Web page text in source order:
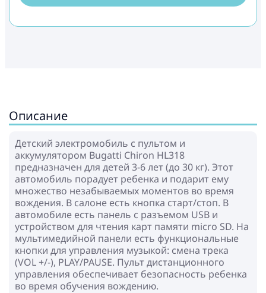
Описание
Детский электромобиль c пультом и
аккумулятором Bugatti Chiron HL318
предназначен для детей 3-6 лет (до 30 кг). Этот
автомобиль порадует ребенка и подарит ему
множество незабываемых моментов во время
вождения. В салоне есть кнопка старт/стоп. В
автомобиле есть панель с разъемом USB и
устройством для чтения карт памяти micro SD. На
мультимедийной панели есть функциональные
кнопки для управления музыкой: смена трека
(VOL +/-), PLAY/PAUSE. Пульт дистанционного
управления обеспечивает безопасность ребенка
во время обучения вождению.